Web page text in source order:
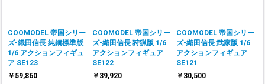
COOMODEL 帝国シリー
ズ-織田信長 純銅標準版
1/6 アクションフィギュ
ア SE123
￥59,860
COOMODEL 帝国シリー
ズ-織田信長 狩猟版 1/6
アクションフィギュア
SE122
￥39,920
COOMODEL 帝国シリー
ズ-織田信長 武家版 1/6
アクションフィギュア
SE121
￥30,500